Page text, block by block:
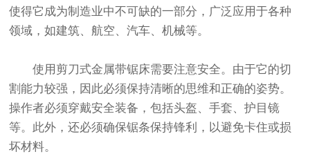
使得它成为制造业中不可缺的一部分，广泛应用于各种
领域，如建筑、航空、汽车、机械等。
使用剪刀式金属带锯床需要注意安全。由于它的切
割能力较强，因此必须保持清晰的思维和正确的姿势。
操作者必须穿戴安全装备，包括头盔、手套、护目镜
等。此外，还必须确保锯条保持锋利，以避免卡住或损
坏材料。